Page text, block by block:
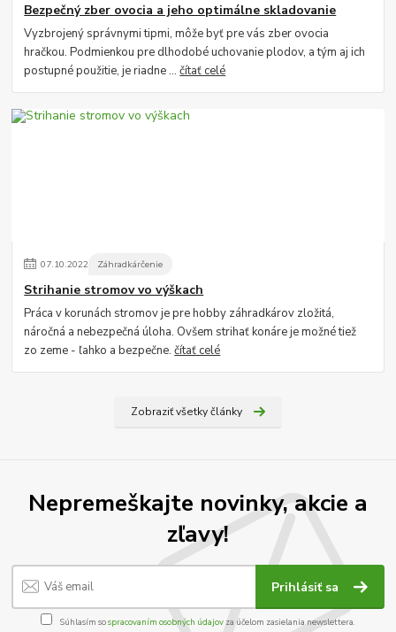
Bezpečný zber ovocia a jeho optimálne skladovanie
Vyzbrojený správnymi tipmi, môže byť pre vás zber ovocia
hračkou. Podmienkou pre dlhodobé uchovanie plodov, a tým aj ich
postupné použitie, je riadne ...čítať celé
07.10.2022 Záhradkárčenie
Strihanie stromov vo výškach
Práca v korunách stromov je pre hobby záhradkárov zložitá,
náročná a nebezpečná úloha. Ovšem strihať konáre je možné tiež
zo zeme - ľahko a bezpečne.čítať celé
Zobraziť všetky články
Nepremeškajte novinky, akcie a
zľavy!
Prihlásiť sa
Súhlasím sospracovaním osobných údajov za účelom zasielania newslettera.